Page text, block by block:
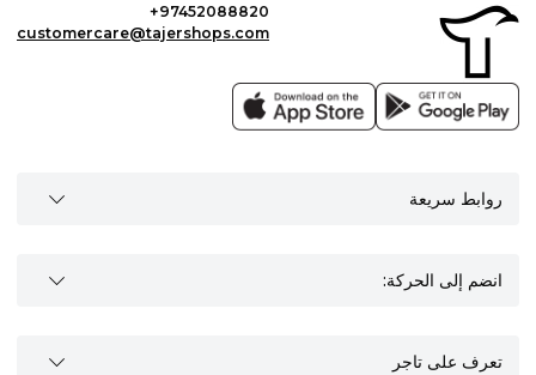
+97452088820
customercare@tajershops.com
روابط سريعة
انضم إلى الحركة:
تعرف على تاجر